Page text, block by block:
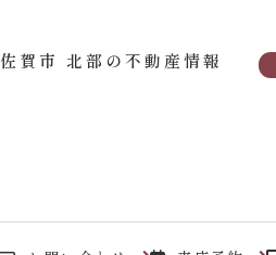
佐賀市 北部の不動産情報